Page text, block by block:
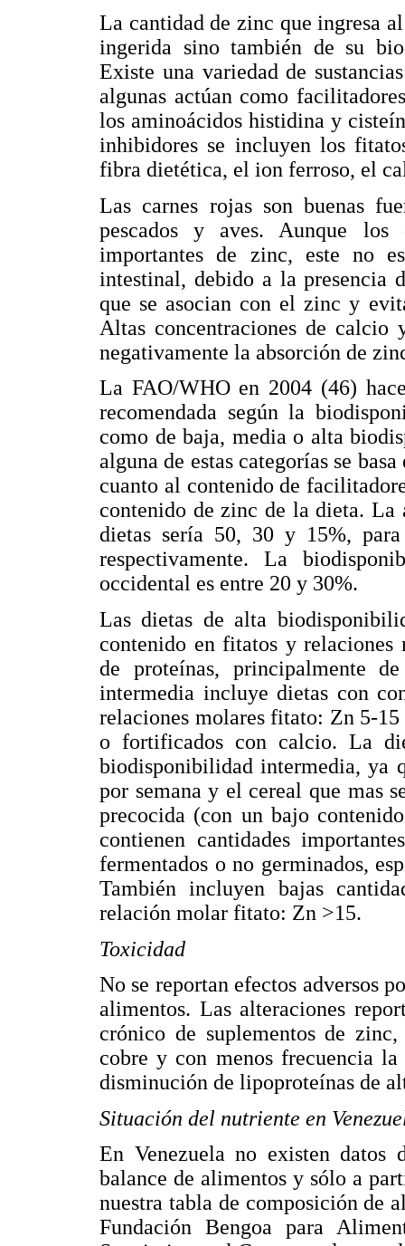
La cantidad de zinc que ingresa
ingerida sino también de su
Existe una variedad de
algunas actúan como
los aminoácidos histidina y
inhibidores se incluyen los
fibra dietética, el ion ferroso, el
Las carnes rojas son buenas
pescados y aves. Aunque los
importantes de zinc, este no
intestinal, debido a la presencia
que se asocian con el zinc y
Altas concentraciones de
negativamente la absorción de
La FAO/WHO en 2004 (46)
recomendada según la
como de baja, media o alta
alguna de estas categorías se
cuanto al contenido de
contenido de zinc de la dieta. La
dietas sería 50, 30 y 15%,
respectivamente. La
occidental es entre 20 y 30%.
Las dietas de alta
contenido en fitatos y
de proteínas, principalmente
intermedia incluye dietas con
relaciones molares fitato: Zn 5-
o fortificados con calcio. La
biodisponibilidad intermedia, ya
por semana y el cereal que mas
precocida (con un bajo
contienen cantidades
fermentados o no germinados,
También incluyen bajas
relación molar fitato: Zn >15.
Toxicidad
No se reportan efectos adversos
alimentos. Las alteraciones
crónico de suplementos de
cobre y con menos frecuencia
disminución de lipoproteínas de
Situación del nutriente en
En Venezuela no existen
balance de alimentos y sólo a
nuestra tabla de composición de
Fundación Bengoa para